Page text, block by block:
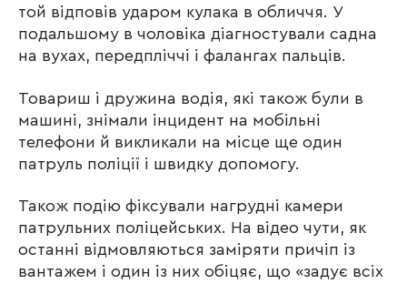
той відповів ударом кулака в обличчя. У
подальшому в чоловіка діагностували садна
на вухах, передпліччі і фалангах пальців.
Товариш і дружина водія, які також були в
машині, знімали інцидент на мобільні
телефони й викликали на місце ще один
патруль поліції і швидку допомогу.
Також подію фіксували нагрудні камери
патрульних поліцейських. На відео чути, як
останні відмовляються заміряти причіп із
вантажем і один із них обіцяє, що «задує всіх